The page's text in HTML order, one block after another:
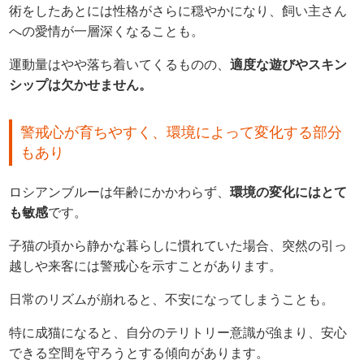
術をしたあとには性格がさらに穏やかになり、飼い主さん
への愛情が一層深くなることも。
運動量はやや落ち着いてくるものの、適度な遊びやスキン
シップは欠かせません。
警戒心が育ちやすく、環境によって変化する部分
もあり
ロシアンブルーは年齢にかかわらず、環境の変化にはとて
も敏感です。
子猫の頃から静かな暮らしに慣れていた場合、突然の引っ
越しや来客には警戒心を示すことがあります。
日常のリズムが崩れると、不安になってしまうことも。
特に成猫になると、自分のテリトリー意識が強まり、安心
できる空間を守ろうとする傾向があります。